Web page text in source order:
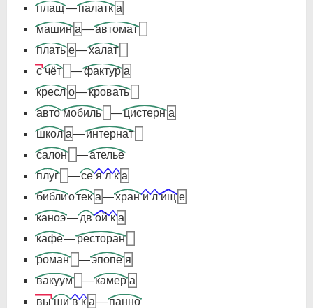
плащ—палатк а
машин а—автомат
плать е—халат
с чёт —фактур а
кресл о—кровать
авто мобиль —цистерн а
школ а—интернат
салон
—ателье
плуг
—се я л к а
библиотек а—хран и л ищ е
каноэ—дв ой к а
кафе—ресторан
роман
—эпопе я
вакуум
—камер а
вы ши в к а—панно